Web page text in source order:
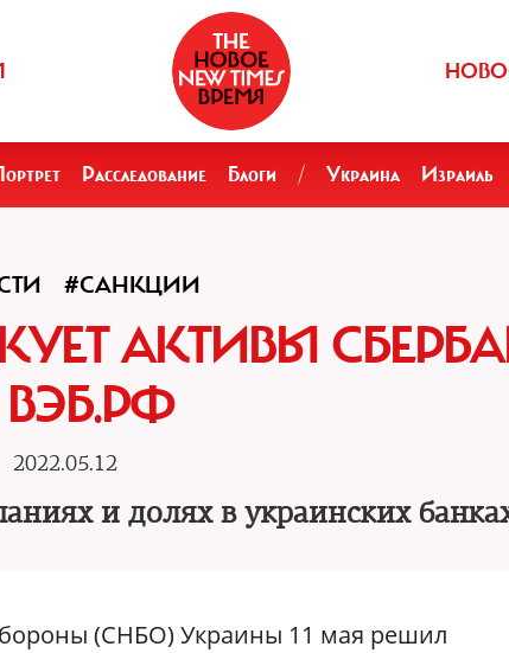
Расследование Блоги / Украина Израиль
#САНКЦИИ
АКТИВЫ
2022.05.12
и долях в украинских
(СНБО) Украины 11 мая решил